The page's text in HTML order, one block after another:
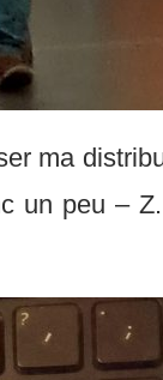
ma
un peu –